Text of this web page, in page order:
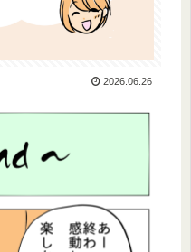
2026.06.26